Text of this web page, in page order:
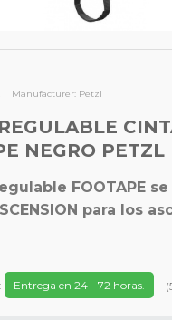
Manufacturer: Petzl
NEGRO PETZL
FOOTAPE
para los
Entrega en 24 - 72 horas. (